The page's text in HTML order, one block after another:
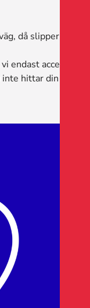
då slipper du stå
endast accepterar
hittar din biljett